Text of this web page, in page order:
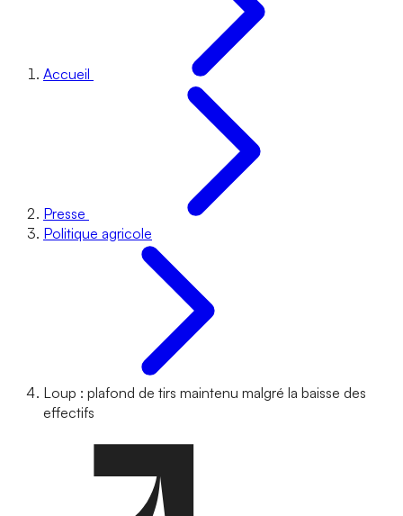
Accueil
Presse
Politique agricole
Loup : plafond de tirs maintenu malgré la baisse des
effectifs